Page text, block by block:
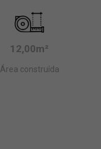
12,00m²
Área construída